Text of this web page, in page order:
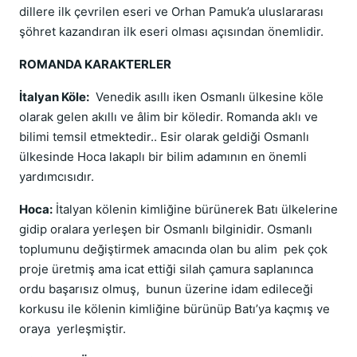
dillere ilk çevrilen eseri ve Orhan Pamuk’a uluslararası
şöhret kazandıran ilk eseri olması açısından önemlidir.
ROMANDA KARAKTERLER
İtalyan Köle: Venedik asıllı iken Osmanlı ülkesine köle
olarak gelen akıllı ve âlim bir köledir. Romanda aklı ve
bilimi temsil etmektedir.. Esir olarak geldiği Osmanlı
ülkesinde Hoca lakaplı bir bilim adamının en önemli
yardımcısıdır.
Hoca: İtalyan kölenin kimliğine bürünerek Batı ülkelerine
gidip oralara yerleşen bir Osmanlı bilginidir. Osmanlı
toplumunu değiştirmek amacında olan bu alim pek çok
proje üretmiş ama icat ettiği silah çamura saplanınca
ordu başarısız olmuş, bunun üzerine idam edileceği
korkusu ile kölenin kimliğine bürünüp Batı’ya kaçmış ve
oraya yerleşmiştir.